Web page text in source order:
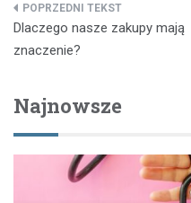
Nawigacja
wpisu
Dlaczego nasze zakupy mają
znaczenie?
Najnowsze